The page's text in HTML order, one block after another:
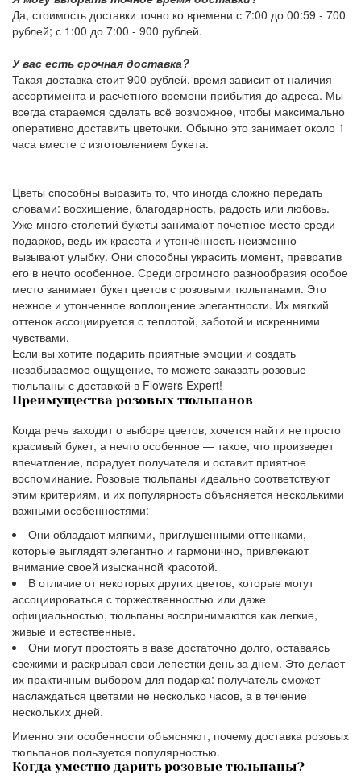
Да, стоимость доставки точно ко времени с 7:00 до 00:59 - 700
рублей; с 1:00 до 7:00 - 900 рублей.
У вас есть срочная доставка?
Такая доставка стоит900 рублей, время зависит от наличия
ассортимента и расчетного времени прибытия до адреса. Мы
всегда стараемся сделать всё возможное, чтобы максимально
оперативно доставить цветочки. Обычно это занимает около 1
часа вместе с изготовлением букета.
Цветы способны выразить то, что иногда сложно передать
словами: восхищение, благодарность, радость или любовь.
Уже много столетий букеты занимают почетное место среди
подарков, ведь их красота и утончённость неизменно
вызывают улыбку. Они способны украсить момент, превратив
его в нечто особенное. Среди огромного разнообразия особое
место занимает букет цветов с розовыми тюльпанами. Это
нежное и утонченное воплощение элегантности. Их мягкий
оттенок ассоциируется с теплотой, заботой и искренними
чувствами.
Если вы хотите подарить приятные эмоции и создать
незабываемое ощущение, то можете заказать розовые
тюльпаны с доставкой в Flowers Expert!
Преимущества розовых тюльпанов
Когда речь заходит о выборе цветов, хочется найти не просто
красивый букет, а нечто особенное — такое, что произведет
впечатление, порадует получателя и оставит приятное
воспоминание. Розовые тюльпаны идеально соответствуют
этим критериям, и их популярность объясняется несколькими
важными особенностями:
Они обладают мягкими, приглушенными оттенками,
которые выглядят элегантно и гармонично, привлекают
внимание своей изысканной красотой.
В отличие от некоторых других цветов, которые могут
ассоциироваться с торжественностью или даже
официальностью, тюльпаны воспринимаются как легкие,
живые и естественные.
Они могут простоять в вазе достаточно долго, оставаясь
свежими и раскрывая свои лепестки день за днем. Это делает
их практичным выбором для подарка: получатель сможет
наслаждаться цветами не несколько часов, а в течение
нескольких дней.
Именно эти особенности объясняют, почему доставка розовых
тюльпанов пользуется популярностью.
Когда уместно дарить розовые тюльпаны?